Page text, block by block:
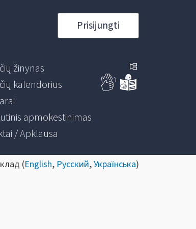
Prisijungti
žinynas
kalendorius
apmokestinimas
/ Apklausa
(English, Русский,Українська)